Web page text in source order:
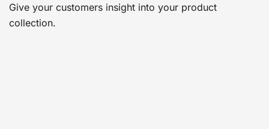
Give your customers insight into your product
collection.